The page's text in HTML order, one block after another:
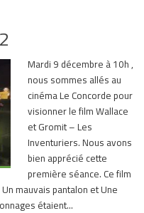
Mardi 9 décembre à 10h ,
nous sommes allés au
cinéma Le Concorde pour
visionner le film Wallace
et Gromit – Les
Inventuriers. Nous avons
bien apprécié cette
première séance. Ce film
mauvais pantalon et Une
étaient…